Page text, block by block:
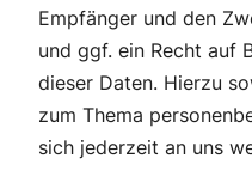
Empfänger und den
und ggf. ein Recht auf
dieser Daten. Hierzu
zum Thema
sich jederzeit an uns